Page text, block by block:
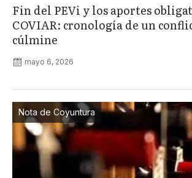
Fin del PEVi y los aportes
COVIAR: cronología de un
cúlmine
mayo 6, 2026
Nota de Coyuntura